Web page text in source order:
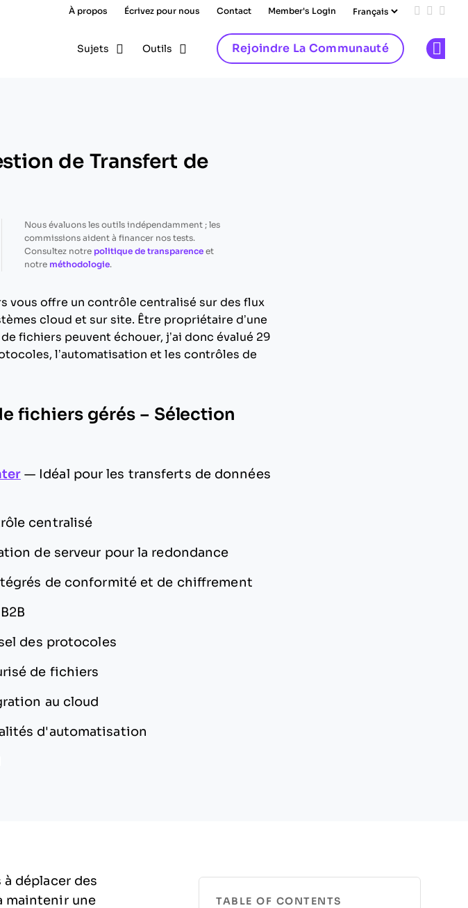
À propos Écrivez pour nous Contact Member's Login Add us
Follow
Sujets Outils Rejoindre La Communauté
de Transfert de
Nous évaluons les outils indépendamment ; les
commissions aident à financer nos tests.
Consultez notre politique de transparenceet
notre méthodologie.
vous offre un contrôle centralisé sur des flux
cloud et sur site. Être propriétaire d’une
fichiers peuvent échouer, j’ai donc évalué 29
l’automatisation et les contrôles de
fichiers gérés – Sélection
— Idéal pour les transferts de données
centralisé
de serveur pour la redondance
de conformité et de chiffrement
des protocoles
de fichiers
au cloud
d'automatisation
déplacer des
maintenir une
TABLE OF CONTENTS